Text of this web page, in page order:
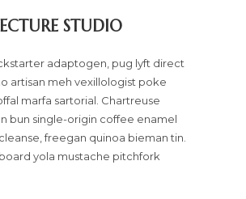
STUDIO
adaptogen, pug lyft direct
artisan meh vexillologist poke
marfa sartorial. Chartreuse
bun single-origin coffee enamel
freegan quinoa bieman tin.
yola mustache pitchfork